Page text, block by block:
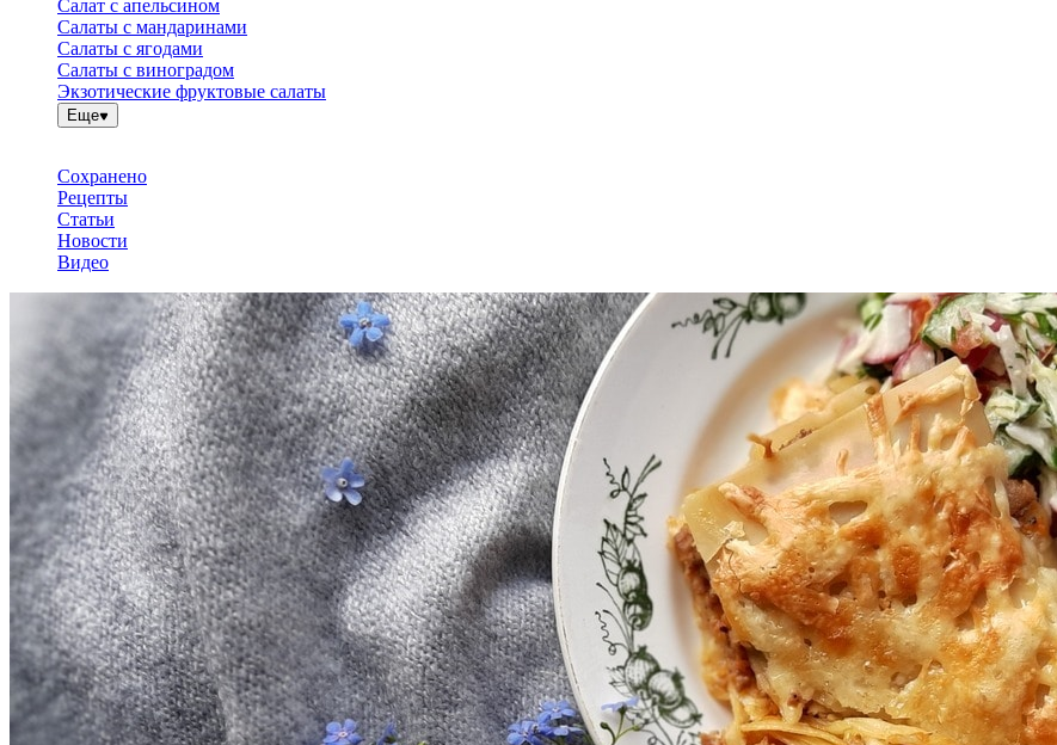
Салат с апельсином
Салаты с мандаринами
Салаты с ягодами
Салаты с виноградом
Экзотические фруктовые салаты
Еще
Сохранено
Рецепты
Статьи
Новости
Видео